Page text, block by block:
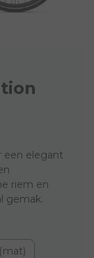
een elegant
riem en
gemak.